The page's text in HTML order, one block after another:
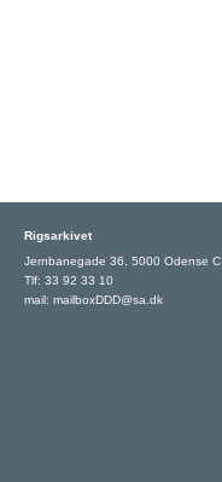
Rigsarkivet
Jernbanegade 36, 5000 Odense C
Tlf: 33 92 33 10
mail: mailboxDDD@sa.dk